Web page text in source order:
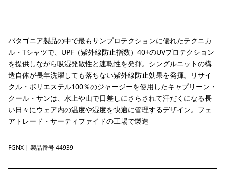
パタゴニア製品の中で最もサンプロテクションに優れたテクニカ
ル・Tシャツで、UPF（紫外線防止指数）40+のUVプロテクション
を提供しながら吸湿発散性と速乾性を発揮。シングルニットの構
造自体が長年洗濯しても落ちない紫外線防止効果を発揮。リサイ
クル・ポリエステル100％のジャージーを使用したキャプリーン・
クール・サンは、水上や山で日差しにさらされて汗だくになる長
い日々にウェア内の温度や湿度を快適に管理するデザイン。フェ
アトレード・サーティファイドの工場で製造
Forge Grey - Noble Grey X-Dye
FGNX | 製品番号 44939